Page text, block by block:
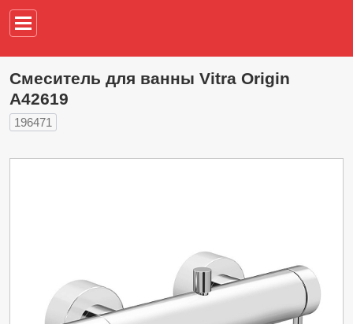
Смеситель для ванны Vitra Origin
A42619
196471